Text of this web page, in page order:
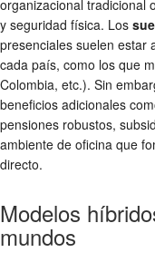
organizacional tradicional
y seguridad física. Los
presenciales suelen estar
cada país, como los que
Colombia, etc.). Sin
beneficios adicionales
pensiones robustos,
ambiente de oficina que
directo.
Modelos
mundos